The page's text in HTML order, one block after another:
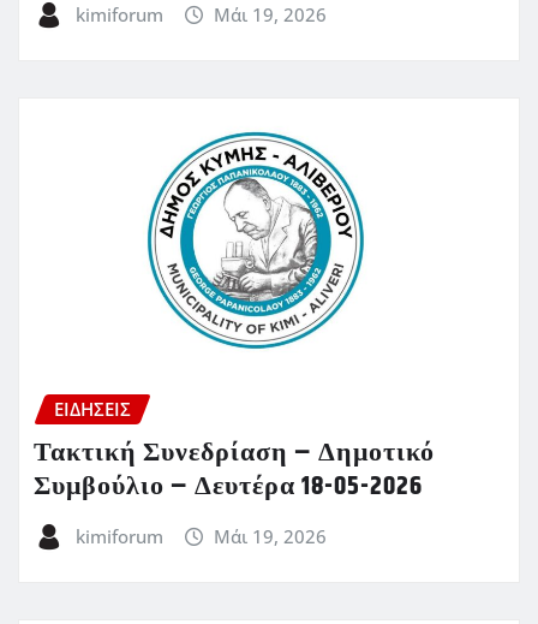
kimiforum Μάι 19, 2026
ΕΙΔΗΣΕΙΣ
Τακτική Συνεδρίαση – Δημοτικό
Συμβούλιο – Δευτέρα 18-05-2026
kimiforum Μάι 19, 2026